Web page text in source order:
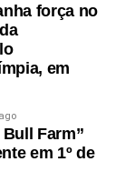
força no
em
Farm”
em 1º de